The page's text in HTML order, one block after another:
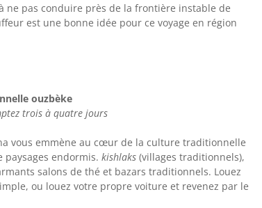
ne pas conduire près de la frontière instable de
est une bonne idée pour ce voyage en région
ouzbèke
trois à quatre jours
vous emmène au cœur de la culture traditionnelle
paysages endormis. kishlaks (villages traditionnels),
salons de thé et bazars traditionnels. Louez
ou louez votre propre voiture et revenez par le